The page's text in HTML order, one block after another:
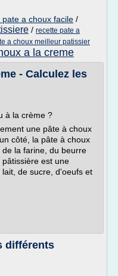
a choux facile /
/ recette pate a
a choux meilleur patissier
a la creme
- Calculez les
à la crème ?
une pâte à choux
côté, la pâte à choux
la farine, du beurre
est une
de sucre, d'oeufs et
différents